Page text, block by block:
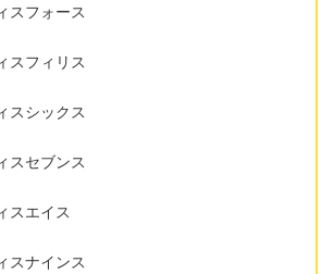
スフォース
スフィリス
スシックス
スセブンス
スエイス
スナインス